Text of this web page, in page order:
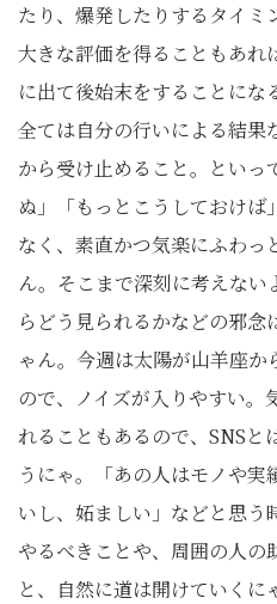
たり、爆発したりするタイミ
大きな評価を得ることもあれ
に出て後始末をすることにな
全ては自分の行いによる結果
から受け止めること。といっ
ぬ」「もっとこうしておけ
なく、素直かつ気楽にふわっ
ん。そこまで深刻に考えな
らどう見られるかなどの邪
ゃん。今週は太陽が山羊座
ので、ノイズが入りやすい。
れることもあるので、SNSと
うにゃ。「あの人はモノや
いし、妬ましい」などと思う
やるべきことや、周囲の人の
と、自然に道は開けていくに